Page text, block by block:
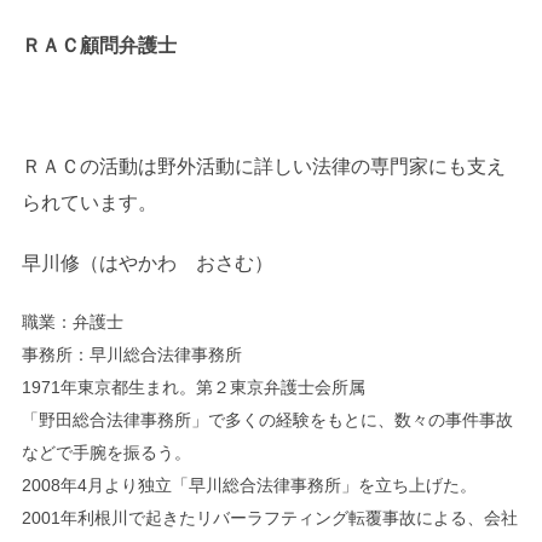
ＲＡＣ顧問弁護士
ＲＡＣの活動は野外活動に詳しい法律の専門家にも支え
られています。
早川修（はやかわ おさむ）
職業：弁護士
事務所：早川総合法律事務所
1971年東京都生まれ。第２東京弁護士会所属
「野田総合法律事務所」で多くの経験をもとに、数々の事件事故
などで手腕を振るう。
2008年4月より独立「早川総合法律事務所」を立ち上げた。
2001年利根川で起きたリバーラフティング転覆事故による、会社